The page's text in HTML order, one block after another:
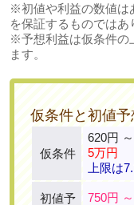
※初値や利益の数値は
を保証するものではあ
※予想利益は仮条件の
ます。
仮条件と初値予
仮条件
620円
5万円
上限は
初値予
750円